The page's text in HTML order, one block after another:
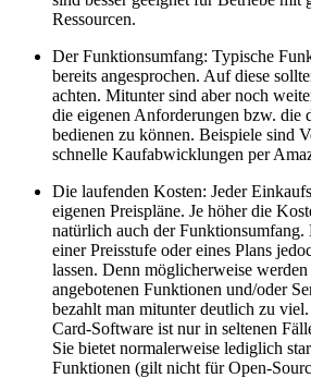
Ressourcen.
Der Funktionsumfang: Typische
bereits angesprochen. Auf diese
achten. Mitunter sind aber noch
die eigenen Anforderungen bzw. die
bedienen zu können. Beispiele sind
schnelle Kaufabwicklungen per
Die laufenden Kosten: Jeder
eigenen Preispläne. Je höher die
natürlich auch der
einer Preisstufe oder eines Plans
lassen. Denn möglicherweise
angebotenen Funktionen und/oder
bezahlt man mitunter deutlich zu
Card-Software ist nur in seltenen
Sie bietet normalerweise lediglich
Funktionen (gilt nicht für Open-